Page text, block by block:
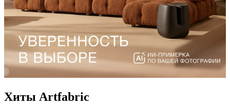
Хиты Artfabric